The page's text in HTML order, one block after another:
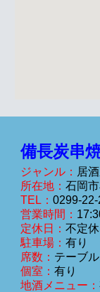
備長炭串
ジャンル： 居
所在地：石岡市
TEL：0299-
営業時間： 17:3
定休日：不定休
駐車場：有り
席数： テーブ
個室：有り
地酒メニュー：